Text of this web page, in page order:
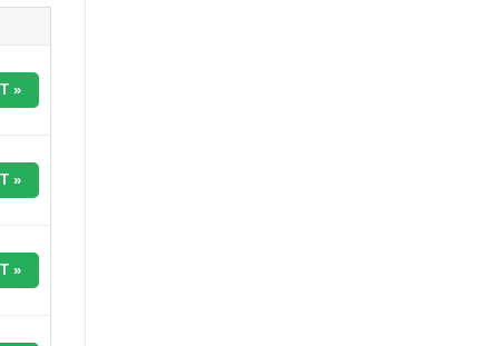
»
»
»